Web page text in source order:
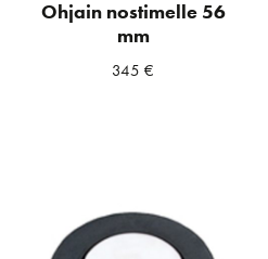
Ohjain nostimelle 56
mm
345€